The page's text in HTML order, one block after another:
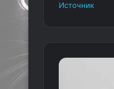
Источник